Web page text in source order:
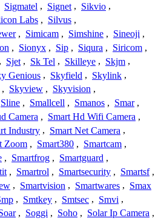
Sigmatel , Signet , Sikvio ,
Labs , Silvus ,
, Simicam , Simshine , Sineoji ,
, Sionyx , Sip , Siqura , Siricom ,
, Sjet , Sk Tel , Skilleye , Skjm ,
Genious , Skyfield , Skylink ,
, Skyview , Skyvision ,
Sline , Smallcell , Smanos , Smar ,
Camera , Smart Hd Wifi Camera ,
Industry , Smart Net Camera ,
Zoom , Smart380 , Smartcam ,
, Smartfrog , Smartguard ,
, Smartrol , Smartsecurity , Smartsf ,
, Smartvision , Smartwares , Smax
, Smtkey , Smtsec , Smvi ,
, Soggi , Soho , Solar Ip Camera ,